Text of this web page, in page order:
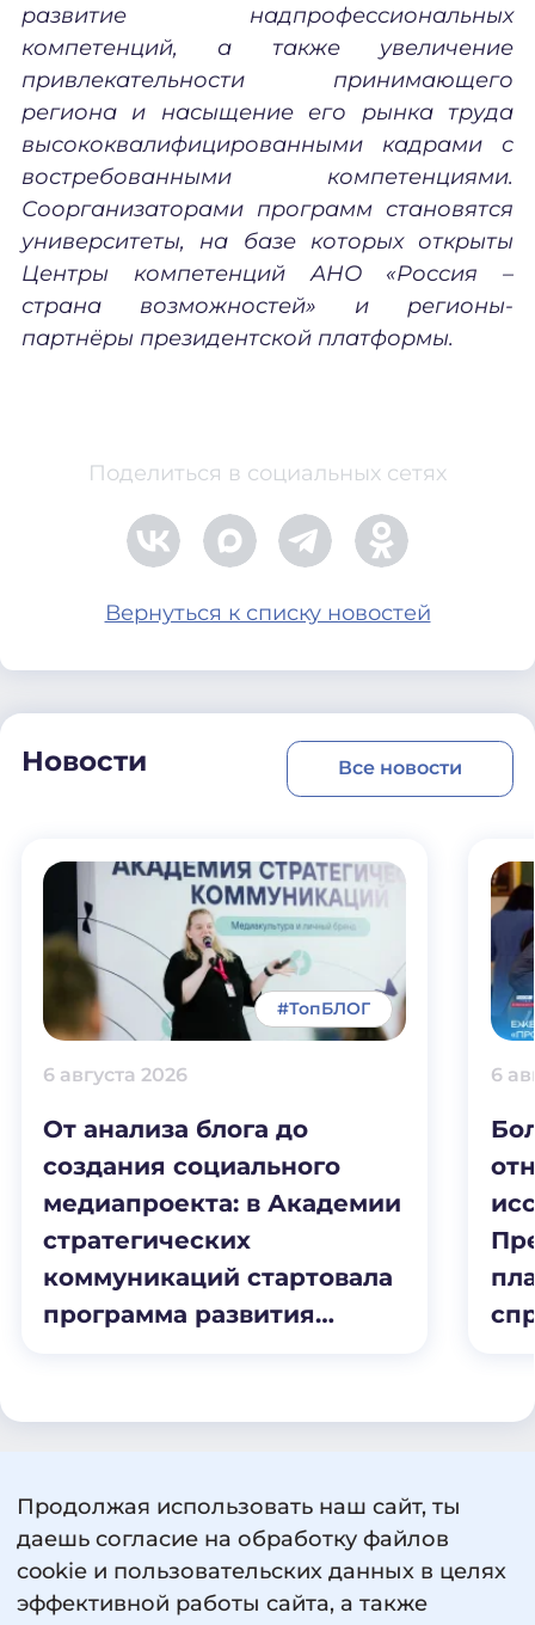
развитие надпрофессиональных
компетенций, а также увеличение
привлекательности принимающего
региона и насыщение его рынка труда
высококвалифицированными кадрами с
востребованными компетенциями.
Соорганизаторами программ становятся
университеты, на базе которых открыты
Центры компетенций АНО «Россия –
страна возможностей» и регионы-
партнёры президентской платформы.
Поделиться в социальных сетях
Вернуться к списку новостей
Новости Все новости
#ТопБЛОГ
6 августа 2026
От анализа блога до
создания социального
медиапроекта: в Академии
стратегических
коммуникаций стартовала
программа развития
6
Продолжая использовать наш сайт, ты
даешь согласие на обработку файлов
cookie и пользовательских данных в целях
эффективной работы сайта, а также
Пользовательское соглашение
Политика обработки персональных данных
Сведения об образовательной организации